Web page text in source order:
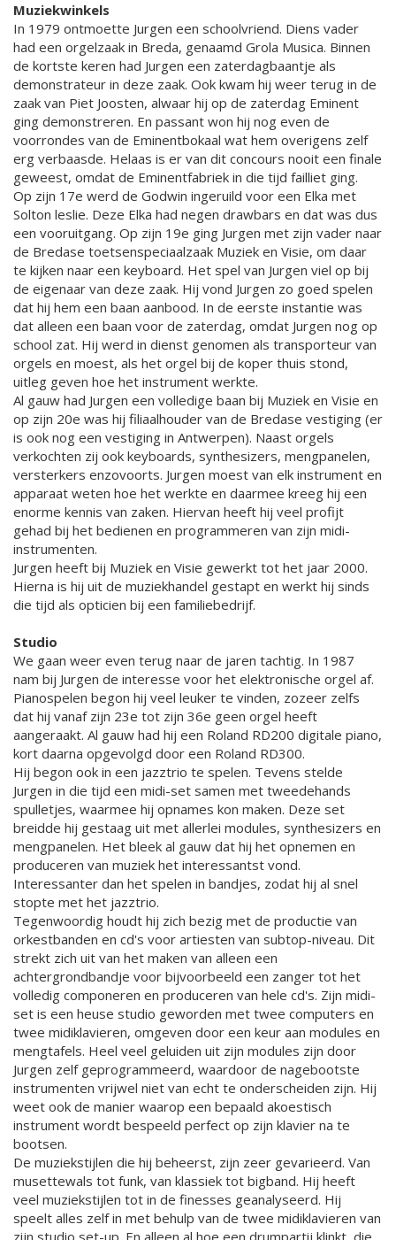
Muziekwinkels
In 1979 ontmoette Jurgen een schoolvriend. Diens vader
had een orgelzaak in Breda, genaamd Grola Musica. Binnen
de kortste keren had Jurgen een zaterdagbaantje als
demonstrateur in deze zaak. Ook kwam hij weer terug in de
zaak van Piet Joosten, alwaar hij op de zaterdag Eminent
ging demonstreren. En passant won hij nog even de
voorrondes van de Eminentbokaal wat hem overigens zelf
erg verbaasde. Helaas is er van dit concours nooit een finale
geweest, omdat de Eminentfabriek in die tijd failliet ging.
Op zijn 17e werd de Godwin ingeruild voor een Elka met
Solton leslie. Deze Elka had negen drawbars en dat was dus
een vooruitgang. Op zijn 19e ging Jurgen met zijn vader naar
de Bredase toetsenspeciaalzaak Muziek en Visie, om daar
te kijken naar een keyboard. Het spel van Jurgen viel op bij
de eigenaar van deze zaak. Hij vond Jurgen zo goed spelen
dat hij hem een baan aanbood. In de eerste instantie was
dat alleen een baan voor de zaterdag, omdat Jurgen nog op
school zat. Hij werd in dienst genomen als transporteur van
orgels en moest, als het orgel bij de koper thuis stond,
uitleg geven hoe het instrument werkte.
Al gauw had Jurgen een volledige baan bij Muziek en Visie en
op zijn 20e was hij filiaalhouder van de Bredase vestiging (er
is ook nog een vestiging in Antwerpen). Naast orgels
verkochten zij ook keyboards, synthesizers, mengpanelen,
versterkers enzovoorts. Jurgen moest van elk instrument en
apparaat weten hoe het werkte en daarmee kreeg hij een
enorme kennis van zaken. Hiervan heeft hij veel profijt
gehad bij het bedienen en programmeren van zijn midi-
instrumenten.
Jurgen heeft bij Muziek en Visie gewerkt tot het jaar 2000.
Hierna is hij uit de muziekhandel gestapt en werkt hij sinds
die tijd als opticien bij een familiebedrijf.
Studio
We gaan weer even terug naar de jaren tachtig. In 1987
nam bij Jurgen de interesse voor het elektronische orgel af.
Pianospelen begon hij veel leuker te vinden, zozeer zelfs
dat hij vanaf zijn 23e tot zijn 36e geen orgel heeft
aangeraakt. Al gauw had hij een Roland RD200 digitale piano,
kort daarna opgevolgd door een Roland RD300.
Hij begon ook in een jazztrio te spelen. Tevens stelde
Jurgen in die tijd een midi-set samen met tweedehands
spulletjes, waarmee hij opnames kon maken. Deze set
breidde hij gestaag uit met allerlei modules, synthesizers en
mengpanelen. Het bleek al gauw dat hij het opnemen en
produceren van muziek het interessantst vond.
Interessanter dan het spelen in bandjes, zodat hij al snel
stopte met het jazztrio.
Tegenwoordig houdt hij zich bezig met de productie van
orkestbanden en cd's voor artiesten van subtop-niveau. Dit
strekt zich uit van het maken van alleen een
achtergrondbandje voor bijvoorbeeld een zanger tot het
volledig componeren en produceren van hele cd's. Zijn midi-
set is een heuse studio geworden met twee computers en
twee midiklavieren, omgeven door een keur aan modules en
mengtafels. Heel veel geluiden uit zijn modules zijn door
Jurgen zelf geprogrammeerd, waardoor de nagebootste
instrumenten vrijwel niet van echt te onderscheiden zijn. Hij
weet ook de manier waarop een bepaald akoestisch
instrument wordt bespeeld perfect op zijn klavier na te
bootsen.
De muziekstijlen die hij beheerst, zijn zeer gevarieerd. Van
musettewals tot funk, van klassiek tot bigband. Hij heeft
veel muziekstijlen tot in de finesses geanalyseerd. Hij
speelt alles zelf in met behulp van de twee midiklavieren van